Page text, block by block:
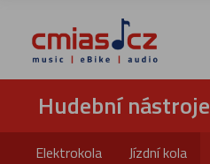
Hudební nástroje
Elektrokola Jízdní kola